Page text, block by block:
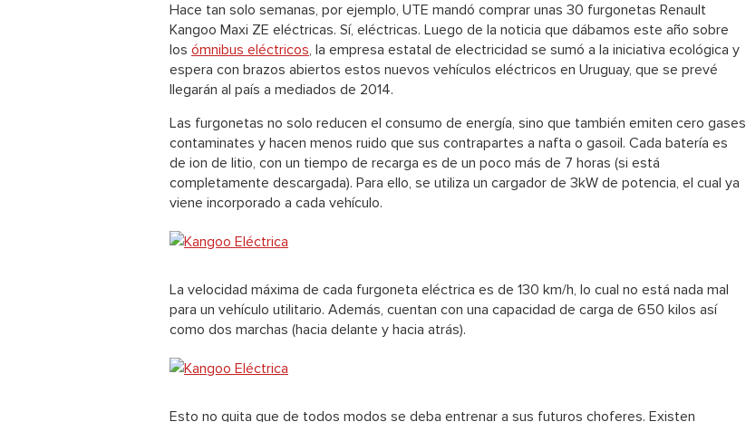
Hace tan solo semanas, por ejemplo, UTE mandó comprar unas 30 furgonetas Renault
Kangoo Maxi ZE eléctricas. Sí, eléctricas. Luego de la noticia que dábamos este año sobre
los ómnibus eléctricos, la empresa estatal de electricidad se sumó a la iniciativa ecológica y
espera con brazos abiertos estos nuevos vehículos eléctricos en Uruguay, que se prevé
llegarán al país a mediados de 2014.
Las furgonetas no solo reducen el consumo de energía, sino que también emiten cero gases
contaminates y hacen menos ruido que sus contrapartes a nafta o gasoil. Cada batería es
de ion de litio, con un tiempo de recarga es de un poco más de 7 horas (si está
completamente descargada). Para ello, se utiliza un cargador de 3kW de potencia, el cual ya
viene incorporado a cada vehículo.
La velocidad máxima de cada furgoneta eléctrica es de 130 km/h, lo cual no está nada mal
para un vehículo utilitario. Además, cuentan con una capacidad de carga de 650 kilos así
como dos marchas (hacia delante y hacia atrás).
Esto no quita que de todos modos se deba entrenar a sus futuros choferes. Existen